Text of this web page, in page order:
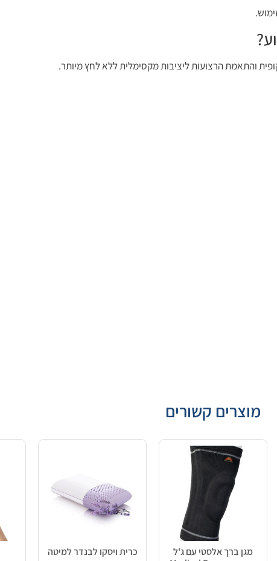
והתאמת הרצועות ליציבות מקסימלית ללא לחץ מיותר.
מוצרים קשורים
מגן ברך אלסטי עם ג'ל
כרית ויסקו לבנדר למיטה